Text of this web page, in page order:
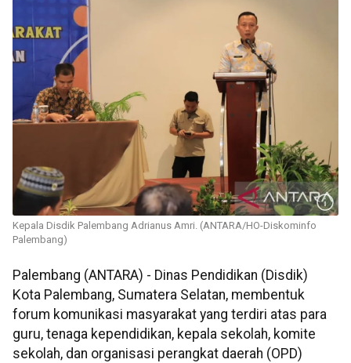
Kepala Disdik Palembang Adrianus Amri. (ANTARA/HO-Diskominfo
Palembang)
Palembang (ANTARA) - Dinas Pendidikan (Disdik)
Kota Palembang, Sumatera Selatan, membentuk
forum komunikasi masyarakat yang terdiri atas para
guru, tenaga kependidikan, kepala sekolah, komite
sekolah, dan organisasi perangkat daerah (OPD)